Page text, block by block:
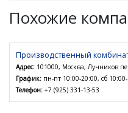
Похожие
Производственный
Адрес: 101000, Москва, Лучников
График: пн-пт 10:00-20:00, сб
Телефон: +7 (925) 331-13-53